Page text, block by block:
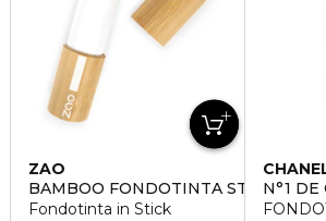
ZAO
BAMBOO FONDOTINTA STICK
Fondotinta in Stick
N°1 DE